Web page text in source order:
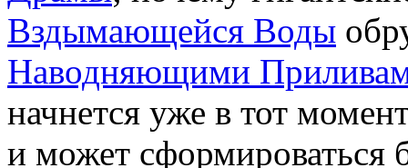
Вздымающейся Воды
Наводняющими
начнется уже в тот
и может